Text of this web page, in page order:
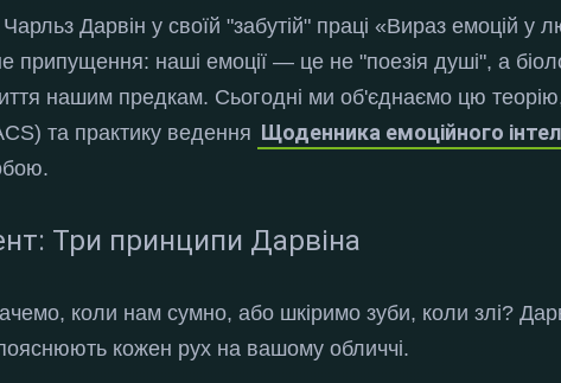
Дарвін у своїй "забутій" праці «Вираз емоцій у
припущення: наші емоції — це не "поезія душі", а
нашим предкам. Сьогодні ми об'єднаємо цю
та практику ведення Щоденника емоційного
Три принципи Дарвіна
коли нам сумно, або шкіримо зуби, коли злі?
кожен рух на вашому обличчі.